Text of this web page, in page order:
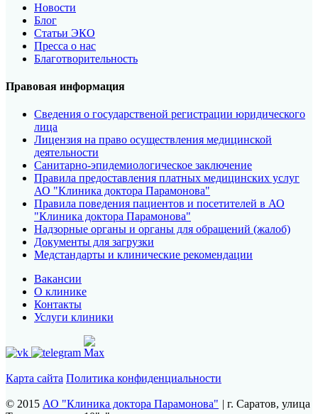
ЛЕЧЕНИЕ БОЛИВ
СУСТАВАХ И
МЫШЦАХ
Высокоинтенсивная магнитотерапия
Ударно-волновая терапия
Массаж
Новости
Блог
Статьи ЭКО
Пресса о нас
Благотворительность
Правовая информация
Сведения о государственой регистрации юридического
лица
Лицензия на право осуществления медицинской
деятельности
Санитарно-эпидемиологическое заключение
Правила предоставления платных медицинских услуг
АО "Клиника доктора Парамонова"
Правила поведения пациентов и посетителей в АО
"Клиника доктора Парамонова"
Надзорные органы и органы для обращений (жалоб)
Документы для загрузки
Медстандарты и клинические рекомендации
Вакансии
О клинике
Контакты
Услуги клиники
Карта сайта Политика конфиденциальности
© 2015 АО "Клиника доктора Парамонова" | г. Саратов, улица